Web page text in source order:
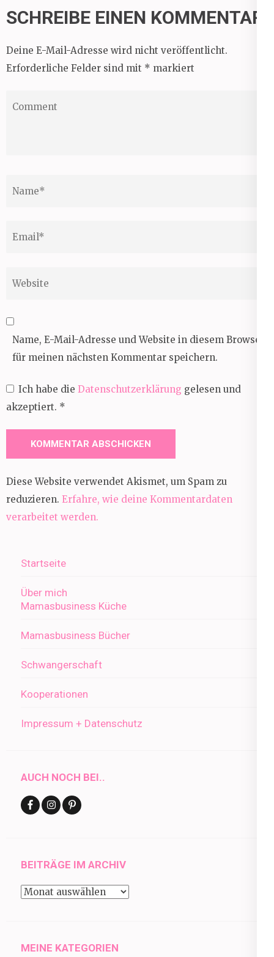
SCHREIBE EINEN KOMMENTAR
Deine E-Mail-Adresse wird nicht veröffentlicht.
Erforderliche Felder sind mit * markiert
Name, E-Mail-Adresse und Website in diesem Browser
für meinen nächsten Kommentar speichern.
Ich habe die Datenschutzerklärung gelesen und
akzeptiert. *
Diese Website verwendet Akismet, um Spam zu
reduzieren. Erfahre, wie deine Kommentardaten
verarbeitet werden.
Startseite
Über mich
Mamasbusiness Küche
Mamasbusiness Bücher
Schwangerschaft
Kooperationen
Impressum + Datenschutz
AUCH NOCH BEI..
BEITRÄGE IM ARCHIV
Beiträge
MEINE KATEGORIEN